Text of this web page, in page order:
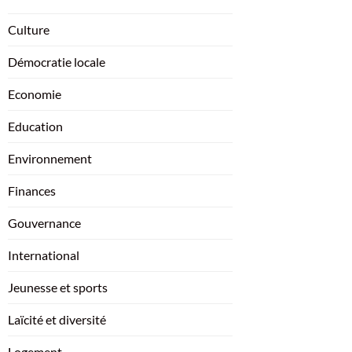
Culture
Démocratie locale
Economie
Education
Environnement
Finances
Gouvernance
International
Jeunesse et sports
Laïcité et diversité